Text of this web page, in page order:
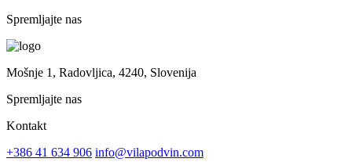
Spremljajte nas
Mošnje 1, Radovljica, 4240, Slovenija
Spremljajte nas
Kontakt
+386 41 634 906 info@vilapodvin.com